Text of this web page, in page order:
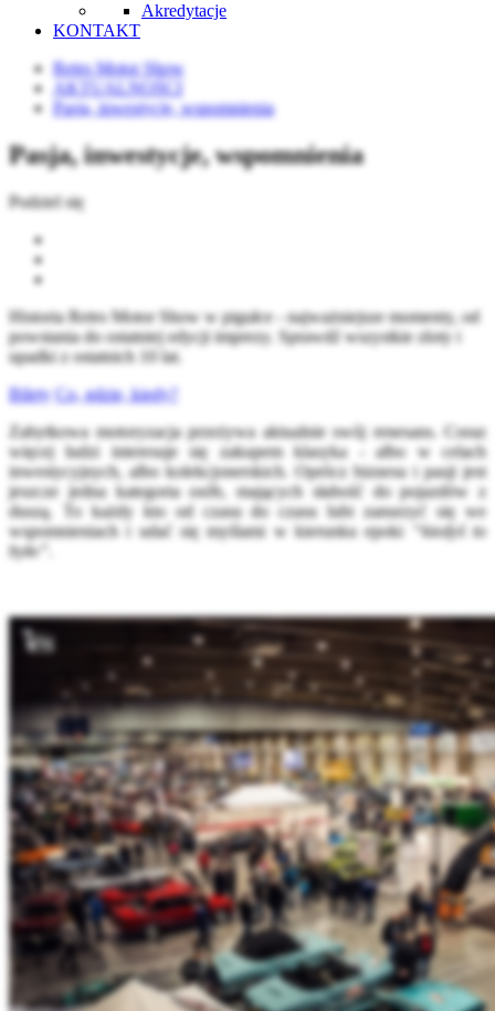
Akredytacje
KONTAKT
Retro Motor Show
AKTUALNOŚCI
Pasja, inwestycje, wspomnienia
Pasja, inwestycje, wspomnienia
Podziel się
Historia Retro Motor Show w pigułce - najważniejsze momenty, od
powstania do ostatniej edycji imprezy. Sprawdź wszystkie zloty i
upadki z ostatnich 10 lat.
Bilety Co, gdzie, kiedy?
Zabytkowa motoryzacja przeżywa aktualnie swój renesans. Coraz
więcej ludzi interesuje się zakupem klasyka - albo w celach
inwestycyjnych, albo kolekcjonerskich. Oprócz biznesu i pasji jest
jeszcze jedna kategoria osób, mających słabość do pojazdów z
duszą. To każdy kto od czasu do czasu lubi zanurzyć się we
wspomnieniach i udać się myślami w kierunku epoki
“kiedyś to
było”